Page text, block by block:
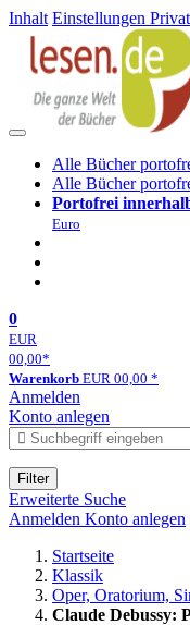
Inhalt Einstellungen
Alle Bücher
Alle Bücher
Portofrei
Euro
0
EUR
00,00*
Warenkorb EUR 00,00 *
Anmelden
Konto anlegen
Filter
Erweiterte Suche
Anmelden Konto anlegen
Startseite
Klassik
Oper, Oratorium,
Claude Debussy: